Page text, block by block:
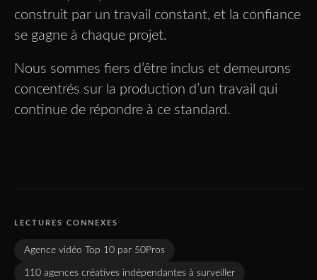
construit par un travail constant, et la confiance
se gagne à chaque projet.
Nous sommes fiers d’être inclus et demeurons
concentrés sur la production d’un travail qui
continue de répondre à ce standard.
LECTURES CONNEXES
Agence vidéo Top 10 par 50Pros
110 agences créatives indépendantes à surveiller